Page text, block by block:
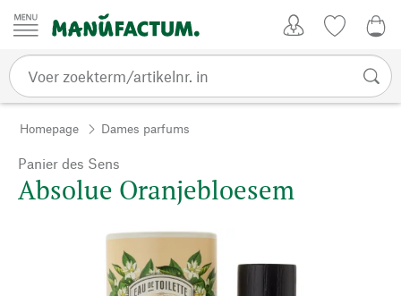
Passer au contenu
Homepage Dames parfums
Panier des Sens
Absolue Oranjebloesem